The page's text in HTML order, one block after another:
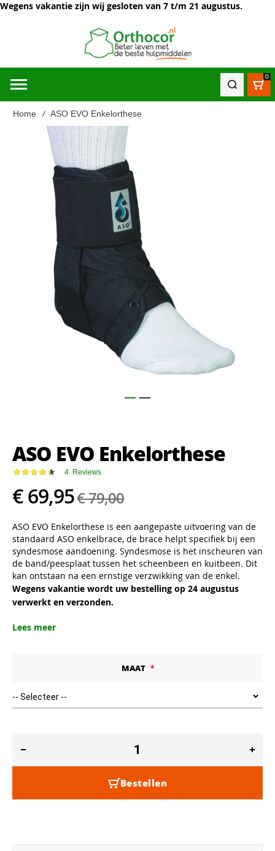
Wegens vakantie zijn wij gesloten van 7 t/m 21 augustus.
0
Home ASO EVO Enkelorthese
afbeeldingen-
begin
van
de
gallerij
ASO EVO Enkelorthese
Waardering: 4 Reviews
€ 69,95€ 79,00
ASO EVO Enkelorthese is een aangepaste uitvoering van de
standaard ASO enkelbrace, de brace helpt specifiek bij een
syndesmose aandoening. Syndesmose is het inscheuren van
de band/peesplaat tussen het scheenbeen en kuitbeen. Dit
kan ontstaan na een ernstige verzwikking van de enkel.
Wegens vakantie wordt uw bestelling op 24 augustus
verwerkt en verzonden.
Lees meer
MAAT
Bestellen